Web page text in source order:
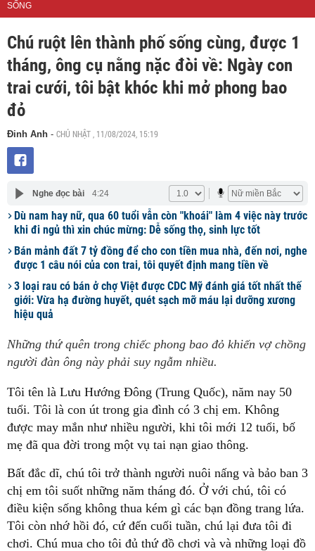
SỐNG
Chú ruột lên thành phố sống cùng, được 1
tháng, ông cụ nằng nặc đòi về: Ngày con
trai cưới, tôi bật khóc khi mở phong bao
đỏ
Đinh Anh - CHỦ NHẬT , 11/08/2024, 15:19
Nghe đọc bài 4:24
Dù nam hay nữ, qua 60 tuổi vẫn còn "khoái" làm 4 việc này trước
khi đi ngủ thì xin chúc mừng: Dễ sống thọ, sinh lực tốt
Bán mảnh đất 7 tỷ đồng để cho con tiền mua nhà, đến nơi, nghe
được 1 câu nói của con trai, tôi quyết định mang tiền về
3 loại rau có bán ở chợ Việt được CDC Mỹ đánh giá tốt nhất thế
giới: Vừa hạ đường huyết, quét sạch mỡ máu lại dưỡng xương
hiệu quả
Những thứ quên trong chiếc phong bao đỏ khiến vợ chồng
người đàn ông này phải suy ngẫm nhiều.
Tôi tên là Lưu Hướng Đông (Trung Quốc), năm nay 50
tuổi. Tôi là con út trong gia đình có 3 chị em. Không
được may mắn như nhiều người, khi tôi mới 12 tuổi, bố
mẹ đã qua đời trong một vụ tai nạn giao thông.
Bất đắc dĩ, chú tôi trở thành người nuôi nấng và bảo ban 3
chị em tôi suốt những năm tháng đó. Ở với chú, tôi có
điều kiện sống không thua kém gì các bạn đồng trang lứa.
Tôi còn nhớ hồi đó, cứ đến cuối tuần, chú lại đưa tôi đi
chơi. Chú mua cho tôi đủ thứ đồ chơi và và những loại đồ